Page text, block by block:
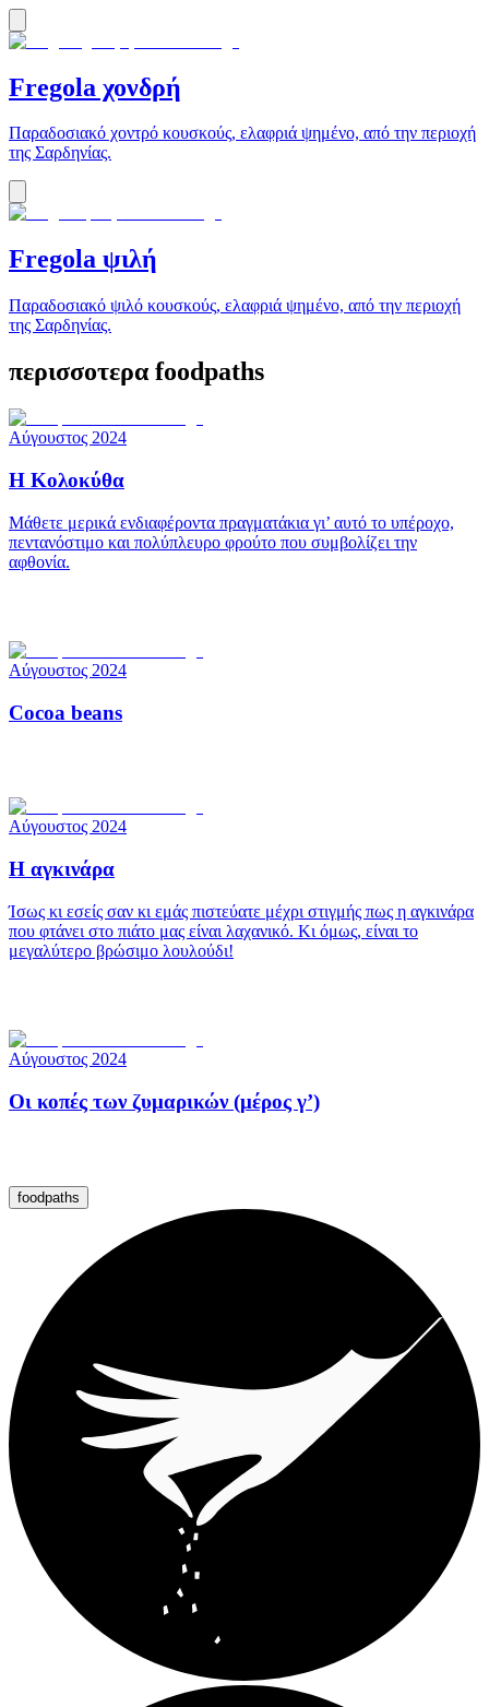
Fregola χονδρή
Παραδοσιακό χοντρό κουσκούς, ελαφριά ψημένο, από την περιοχή
της Σαρδηνίας.
Fregola ψιλή
Παραδοσιακό ψιλό κουσκούς, ελαφριά ψημένο, από την περιοχή
της Σαρδηνίας.
περισσοτερα foodpaths
Αύγουστος 2024
Η Κολοκύθα
Μάθετε μερικά ενδιαφέροντα πραγματάκια γι’ αυτό το υπέροχο,
πεντανόστιμο και πολύπλευρο φρούτο που συμβολίζει την
αφθονία.
Αύγουστος 2024
Cocoa beans
Αύγουστος 2024
Η αγκινάρα
Ίσως κι εσείς σαν κι εμάς πιστεύατε μέχρι στιγμής πως η αγκινάρα
που φτάνει στο πιάτο μας είναι λαχανικό. Κι όμως, είναι το
μεγαλύτερο βρώσιμο λουλούδι!
Αύγουστος 2024
Οι κοπές των ζυμαρικών (μέρος γ’)
foodpaths